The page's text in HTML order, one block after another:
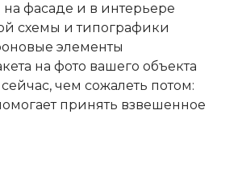
фасаде и в интерьере
схемы и типографики
элементы
на фото вашего объекта
чем сожалеть потом:
принять взвешенное